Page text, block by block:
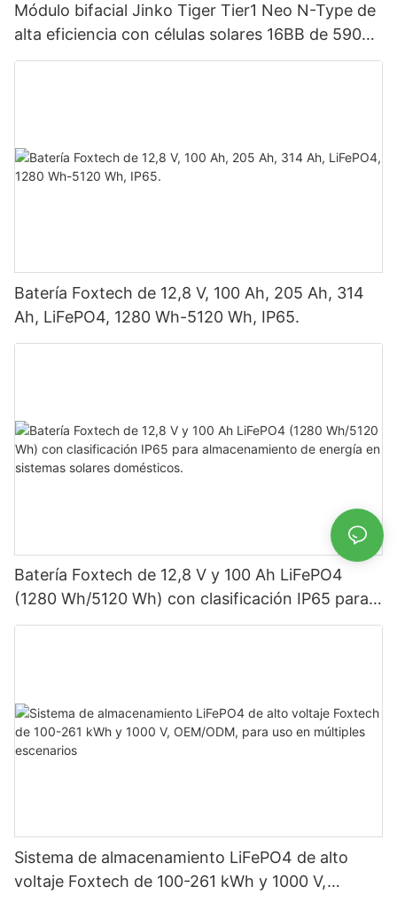
Módulo bifacial Jinko Tiger Tier1 Neo N-Type de
alta eficiencia con células solares 16BB de 590
vatios, 620 vatios, 630 vatios y 650 vatios con
Batería Foxtech de 12,8 V, 100 Ah, 205 Ah, 314
Ah, LiFePO4, 1280 Wh-5120 Wh, IP65.
Batería Foxtech de 12,8 V y 100 Ah LiFePO4
(1280 Wh/5120 Wh) con clasificación IP65 para
almacenamiento de energía en sistemas solares
Sistema de almacenamiento LiFePO4 de alto
voltaje Foxtech de 100-261 kWh y 1000 V,